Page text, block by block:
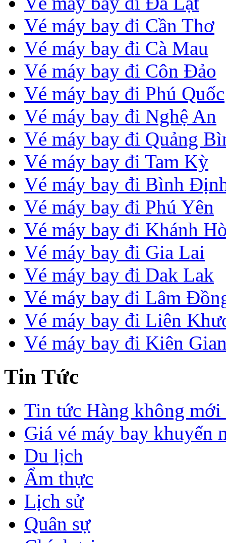
Vé máy bay đi Cần Thơ
Vé máy bay đi Cà Mau
Vé máy bay đi Côn Đảo
Vé máy bay đi Phú Quốc
Vé máy bay đi Nghệ An
Vé máy bay đi Quảng
Vé máy bay đi Tam Kỳ
Vé máy bay đi Bình
Vé máy bay đi Phú Yên
Vé máy bay đi Khánh
Vé máy bay đi Gia Lai
Vé máy bay đi Dak Lak
Vé máy bay đi Lâm
Vé máy bay đi Liên
Vé máy bay đi Kiên
Tin Tức
Tin tức Hàng không mới
Giá vé máy bay khuyến
Du lịch
Ẩm thực
Lịch sử
Quân sự